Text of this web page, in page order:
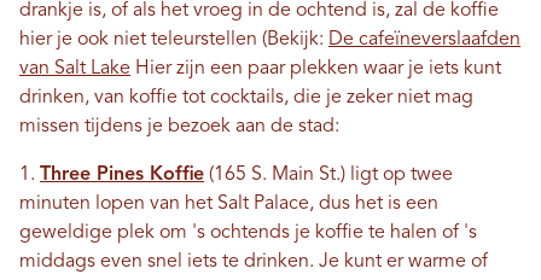
drankje is, of als het vroeg in de ochtend is, zal de koffie
hier je ook niet teleurstellen (Bekijk: De cafeïneverslaafden
van Salt Lake Hier zijn een paar plekken waar je iets kunt
drinken, van koffie tot cocktails, die je zeker niet mag
missen tijdens je bezoek aan de stad:
1. Three Pines Koffie (165 S. Main St.) ligt op twee
minuten lopen van het Salt Palace, dus het is een
geweldige plek om 's ochtends je koffie te halen of 's
middags even snel iets te drinken. Je kunt er warme of